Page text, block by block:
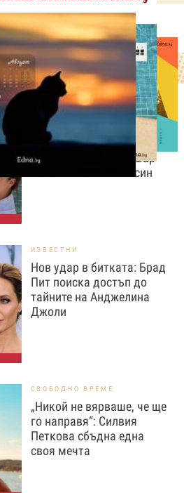
ИЗВЕСТНИ
Любомира Башева
разтопи мрежата с най-
нежните кадри с Башар
Рахал и малкия им син
ИЗВЕСТНИ
Нов удар в битката: Брад
Пит поиска достъп до
тайните на Анджелина
Джоли
СВОБОДНО ВРЕМЕ
„Никой не вярваше, че ще
го направя“: Силвия
Петкова сбъдна една
своя мечта